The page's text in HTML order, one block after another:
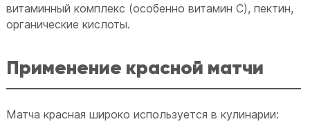
витаминный комплекс (особенно витамин C), пектин,
органические кислоты.
Применение красной матчи
Матча красная широко используется в кулинарии: